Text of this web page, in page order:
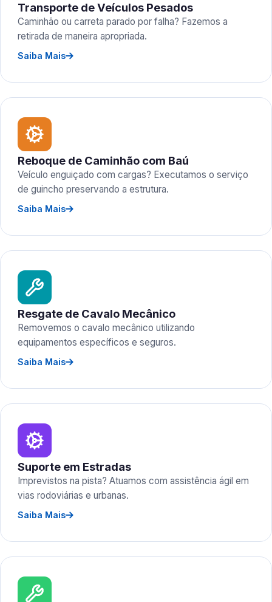
Transporte de Veículos Pesados
Caminhão ou carreta parado por falha? Fazemos a
retirada de maneira apropriada.
Saiba Mais
Reboque de Caminhão com Baú
Veículo enguiçado com cargas? Executamos o serviço
de guincho preservando a estrutura.
Saiba Mais
Resgate de Cavalo Mecânico
Removemos o cavalo mecânico utilizando
equipamentos específicos e seguros.
Saiba Mais
Suporte em Estradas
Imprevistos na pista? Atuamos com assistência ágil em
vias rodoviárias e urbanas.
Saiba Mais